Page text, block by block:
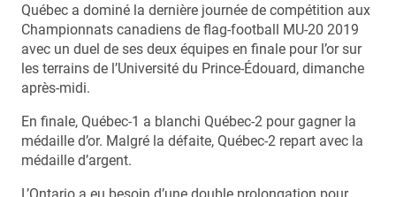
Québec a dominé la dernière journée de compétition aux
Championnats canadiens de flag-football MU-20 2019
avec un duel de ses deux équipes en finale pour l’or sur
les terrains de l’Université du Prince-Édouard, dimanche
après-midi.
En finale, Québec-1 a blanchi Québec-2 pour gagner la
médaille d’or. Malgré la défaite, Québec-2 repart avec la
médaille d’argent.